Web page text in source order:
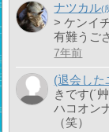
ナツカル
> ケンイ
有難うご
7年前
(退会した
きです(´
ハコオン
（笑）